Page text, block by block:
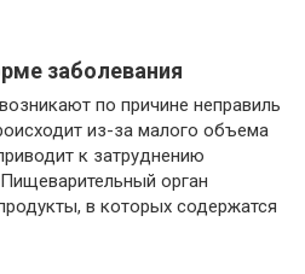
заболевания
по причине неправиль
из-за малого объема
к затруднению
орган
в которых содержатся